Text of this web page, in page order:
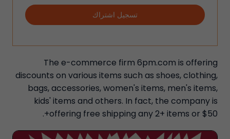
تسجيل اشتراك
The e-commerce firm 6pm.com is offering
discounts on various items such as shoes, clothing,
bags, accessories, women's items, men's items,
kids' items and others. In fact, the company is
offering free shipping any 2+ items or $50+.